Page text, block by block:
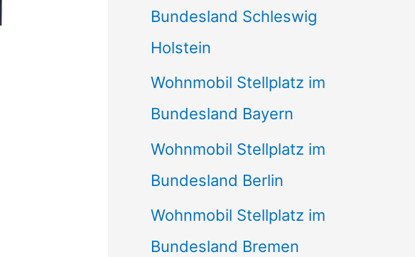
:Bundesland Schleswig
Holstein
Wohnmobil Stellplatz im
Bundesland Bayern
Wohnmobil Stellplatz im
Bundesland Berlin
Wohnmobil Stellplatz im
Bundesland Bremen